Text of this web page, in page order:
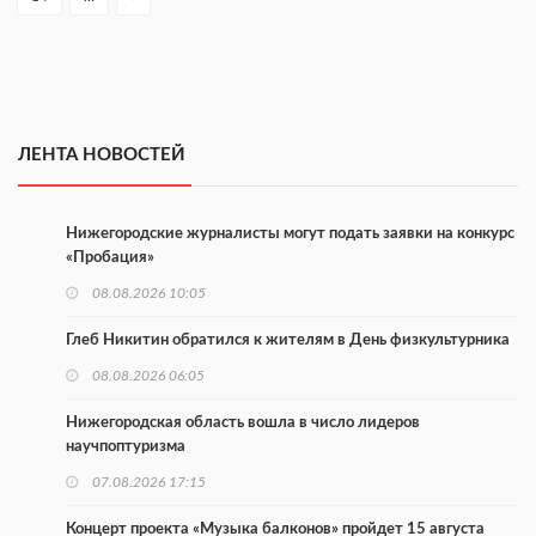
ЛЕНТА НОВОСТЕЙ
Нижегородские журналисты могут подать заявки на конкурс
«Пробация»
08.08.2026 10:05
Глеб Никитин обратился к жителям в День физкультурника
08.08.2026 06:05
Нижегородская область вошла в число лидеров
научпоптуризма
07.08.2026 17:15
Концерт проекта «Музыка балконов» пройдет 15 августа